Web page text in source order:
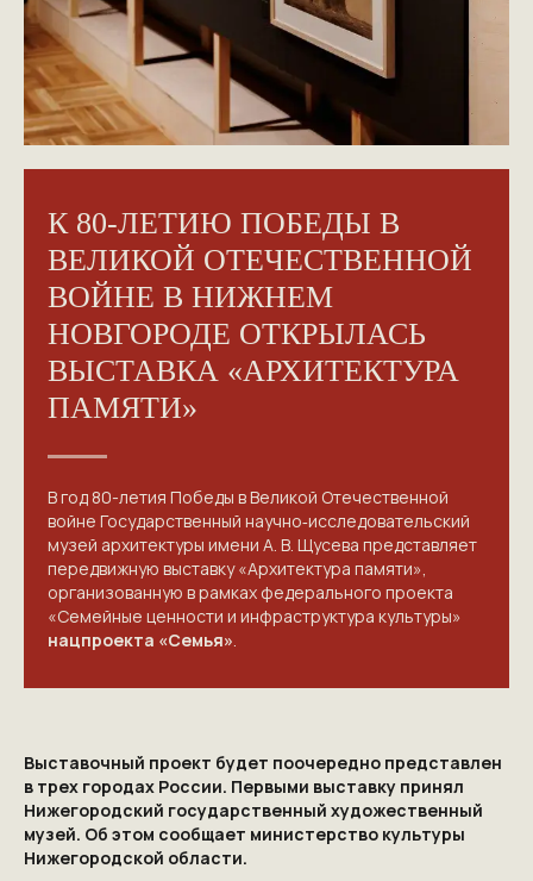
К 80-ЛЕТИЮ ПОБЕДЫ В
ВЕЛИКОЙ ОТЕЧЕСТВЕННОЙ
ВОЙНЕ В НИЖНЕМ
НОВГОРОДЕ ОТКРЫЛАСЬ
ВЫСТАВКА «АРХИТЕКТУРА
ПАМЯТИ»
В год 80-летия Победы в Великой Отечественной
войне Государственный научно‑исследовательский
музей архитектуры имени А. В. Щусева представляет
передвижную выставку «Архитектура памяти»,
организованную в рамках федерального проекта
«Семейные ценности и инфраструктура культуры»
нацпроекта «Семья».
Выставочный проект будет поочередно представлен
в трех городах России. Первыми выставку принял
Нижегородский государственный художественный
музей. Об этом сообщает министерство культуры
Нижегородской области.